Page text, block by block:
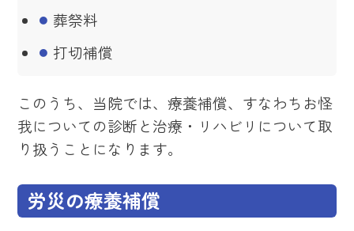
葬祭料
打切補償
このうち、当院では、療養補償、すなわちお怪
我についての診断と治療・リハビリについて取
り扱うことになります。
労災の療養補償